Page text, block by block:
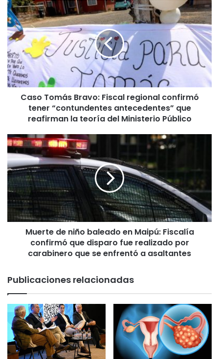
C
a
s
o
T
o
m
á
s
o
:
i
s
c
a
a
l
o
n
i
r
Caso Tomás Bravo: Fiscal regional confirmó
tener “contundentes antecedentes” que
reafirman la teoría del Ministerio Público
M
u
e
r
t
e
d
n
l
e
a
d
o
n
M
Muerte de niño baleado en Maipú: Fiscalía
confirmó que disparo fue realizado por
carabinero que se enfrentó a asaltantes
Publicaciones relacionadas